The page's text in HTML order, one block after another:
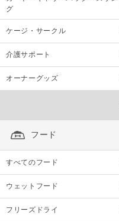
グ
ケージ・サークル
介護サポート
オーナーグッズ
フード
すべてのフード
ウェットフード
フリーズドライ